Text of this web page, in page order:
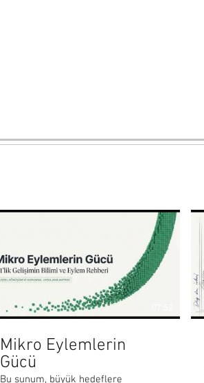
Mikro Eylemlerin
Gücü
Bu sunum, büyük hedeflere